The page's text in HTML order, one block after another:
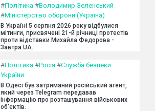
#Політика #Володимир Зеленський
#Міністерство оборони (Україна)
В Україні 5 серпня 2026 року відбулися
мітинги, присвячені 21-й річниці протестів
проти відставки Михайла Федорова -
Завтра.UA.
#Політика #Росія #Служба безпеки
України
В Одесі був затриманий російський агент,
який через Telegram передавав
інформацію про розташування військових
об'єктів.